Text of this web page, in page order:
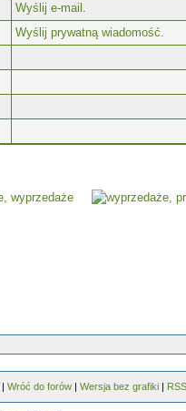
Wyślij e-mail.
Wyślij prywatną wiadomość.
| Wróć do forów | Wersja bez grafiki | RSS